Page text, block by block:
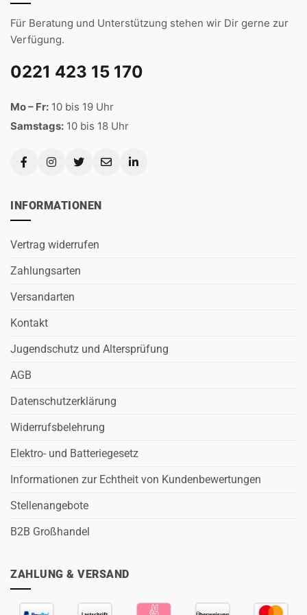
Für Beratung und Unterstützung stehen wir Dir gerne zur
Verfügung.
0221 423 15 170
Mo – Fr: 10 bis 19 Uhr
Samstags: 10 bis 18 Uhr
INFORMATIONEN
Vertrag widerrufen
Zahlungsarten
Versandarten
Kontakt
Jugendschutz und Altersprüfung
AGB
Datenschutzerklärung
Widerrufsbelehrung
Elektro- und Batteriegesetz
Informationen zur Echtheit von Kundenbewertungen
Stellenangebote
B2B Großhandel
ZAHLUNG & VERSAND